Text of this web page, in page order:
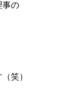
事の
笑）